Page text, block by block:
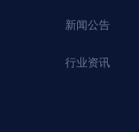
新闻公告
行业资讯